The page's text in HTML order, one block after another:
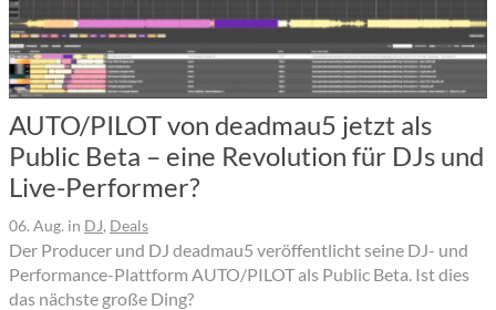
AUTO/PILOT von deadmau5 jetzt als
Public Beta – eine Revolution für DJs und
Live-Performer?
06. Aug. in DJ, Deals
Der Producer und DJ deadmau5 veröffentlicht seine DJ- und
Performance-Plattform AUTO/PILOT als Public Beta. Ist dies
das nächste große Ding?